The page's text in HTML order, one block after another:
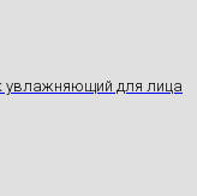
увлажняющий для лица